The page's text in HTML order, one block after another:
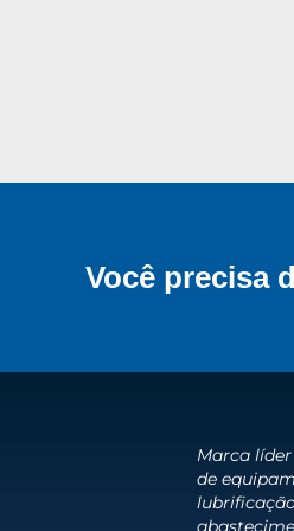
Você precisa
Marca
de